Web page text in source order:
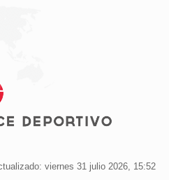
viernes 31 julio 2026, 15:52